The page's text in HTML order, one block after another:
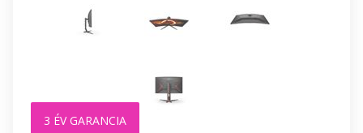
3 ÉV GARANCIA